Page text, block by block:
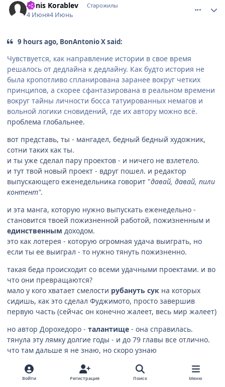
Denis Korablev Старожилы
4 Июня4 Июнь
9 hours ago, BonAntonio X said:
Чувствуется, как направление истории в свое время
решалось от дедлайна к дедлайну. Как будто история не
была кропотливо спланирована заранее вокруг четких
принципов, а скорее сфантазирована в реальном времени
вокруг тайны личности босса татуированных немагов и
вольной логики сновидений, где их автору можно всё.
проблема глобальнее.
вот представь, ты - мангадел, бедный бедный художник,
сотни таких как ты.
и ты уже сделал пару проектов - и ничего не взлетело.
и тут твой новый проект - вдруг пошел. и редактор
выпускающего еженедельника говорит "давай, давай, пили
контент".
и эта манга, которую нужно выпускать еженедельно -
становится твоей пожизненной работой, пожизненным и
единственным доходом.
это как лотерея - которую огромная удача выиграть, но
если ты ее выиграл - то нужно тянуть пожизненно.
такая беда происходит со всеми удачными проектами. и во
что они превращаются?
мало у кого хватает смелости рубануть сук на которых
сидишь, как это сделал Фуджимото, просто завершив
первую часть (сейчас он конечно жалеет, весь мир жалеет)
но автор Дорохедоро - талантище - она справилась.
тянула эту лямку долгие годы - и до 79 главы все отлично.
что там дальше я не знаю, но скоро узнаю
Цитата
Войти Регистрация Поиск Меню